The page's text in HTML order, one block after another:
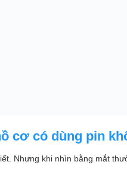
cơ có dùng pin
Nhưng khi nhìn bằng mắt